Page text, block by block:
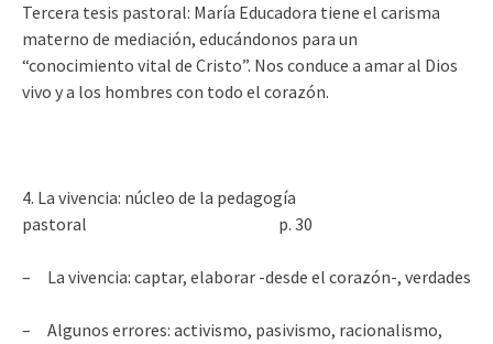
Tercera tesis pastoral: María Educadora tiene el carisma
materno de mediación, educándonos para un
“conocimiento vital de Cristo”. Nos conduce a amar al Dios
vivo y a los hombres con todo el corazón.
4. La vivencia: núcleo de la pedagogía
pastoral p. 30
– La vivencia: captar, elaborar -desde el corazón-, verdades
– Algunos errores: activismo, pasivismo, racionalismo,